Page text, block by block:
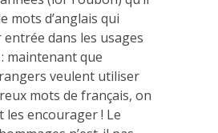
mots d’anglais qui
dans les usages
maintenant que
veulent utiliser
mots de français, on
encourager ! Le